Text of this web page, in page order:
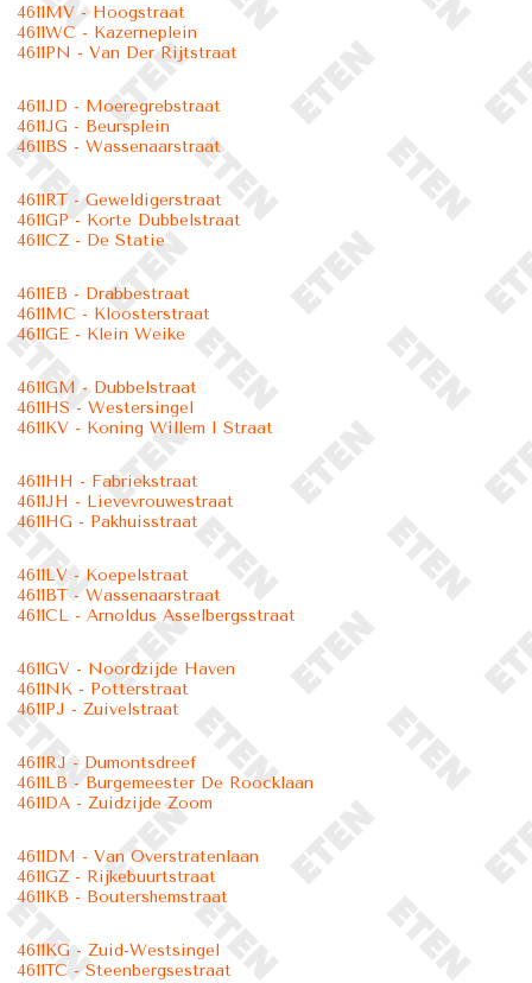
4611MV - Hoogstraat
4611WC - Kazerneplein
4611PN - Van Der Rijtstraat
4611JD - Moeregrebstraat
4611JG - Beursplein
4611BS - Wassenaarstraat
4611RT - Geweldigerstraat
4611GP - Korte Dubbelstraat
4611CZ - De Statie
4611EB - Drabbestraat
4611MC - Kloosterstraat
4611GE - Klein Weike
4611GM - Dubbelstraat
4611HS - Westersingel
4611KV - Koning Willem I Straat
4611HH - Fabriekstraat
4611JH - Lievevrouwestraat
4611HG - Pakhuisstraat
4611LV - Koepelstraat
4611BT - Wassenaarstraat
4611CL - Arnoldus Asselbergsstraat
4611GV - Noordzijde Haven
4611NK - Potterstraat
4611PJ - Zuivelstraat
4611RJ - Dumontsdreef
4611LB - Burgemeester De Roocklaan
4611DA - Zuidzijde Zoom
4611DM - Van Overstratenlaan
4611GZ - Rijkebuurtstraat
4611KB - Boutershemstraat
4611KG - Zuid-Westsingel
4611TC - Steenbergsestraat